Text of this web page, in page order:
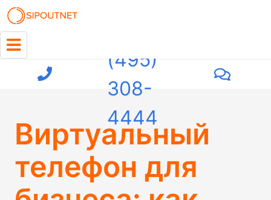
(495)
308-
4444
Виртуальный
телефон для